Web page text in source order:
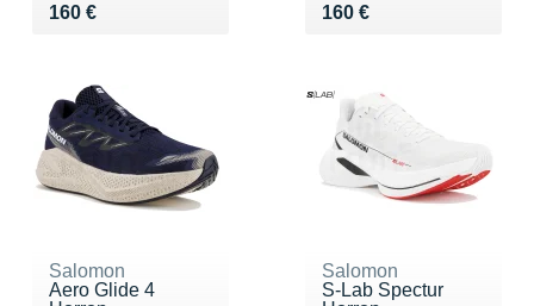
160 €
Vendu 160 € 160 €
Vendu 160 €
Salomon
Aero Glide 4
Salomon
S-Lab Spectur